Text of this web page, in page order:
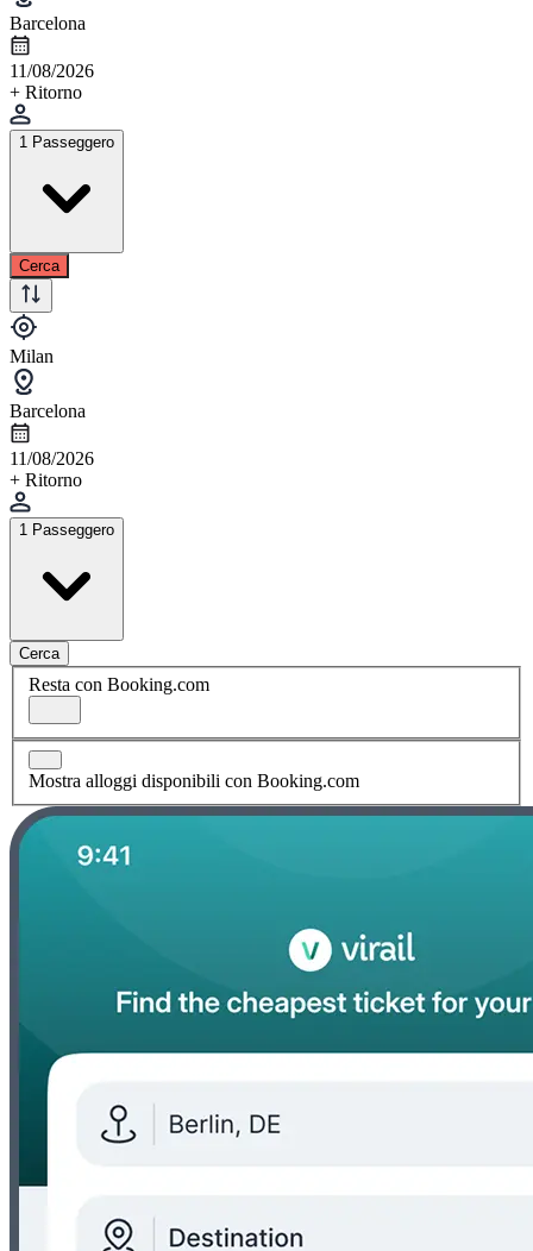
Barcelona
11/08/2026
+ Ritorno
1 Passeggero
Cerca
Milan
Barcelona
11/08/2026
+ Ritorno
1 Passeggero
Cerca
Resta con Booking.com
Mostra alloggi disponibili con Booking.com